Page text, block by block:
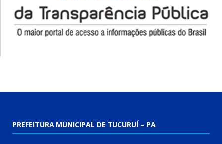
PREFEITURA MUNICIPAL DE TUCURUÍ – PA